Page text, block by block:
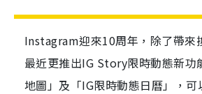
Instagram迎來10周年，除了帶來
最近更推出IG Story限時動態新
地圖」及「IG限時動態日曆」，可